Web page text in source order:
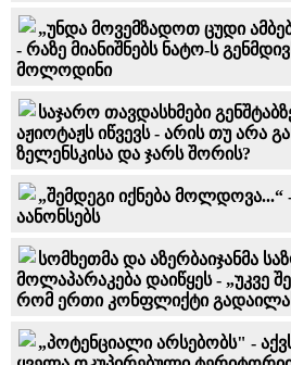
„უნდა მოვემზადოთ ცუდი
- რაზე მიანიშნებს ნატო-ს
მოლოდინი
საჯარო თავდასხმები
აჟიოტაჟს იწვევს - არის თუ არა
ზელენსკისა და ჯარს შორის?
„შემდეგი იქნება
აანონსებს
სომხეთმა და აზერბაიჯანმა
მოლაპარაკება დაიწყეს - „უკვე
რომ ერთი კონფლიქტი
„პოტენციალი არსებობს" -